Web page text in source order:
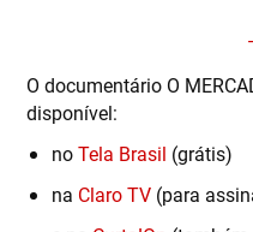
O documentário O
disponível:
noTela Brasil (grátis)
na Claro TV (para